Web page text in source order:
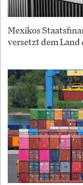
Mexikos
versetzt dem Land